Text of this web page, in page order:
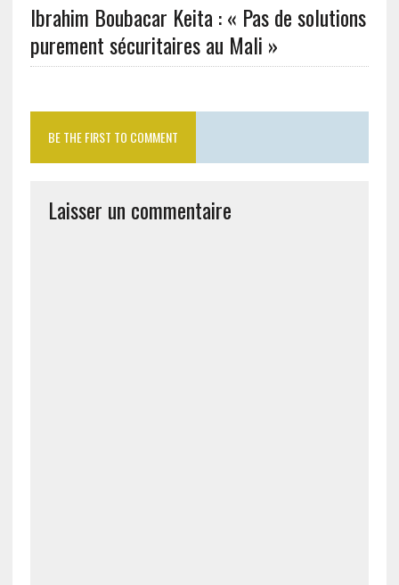
Ibrahim Boubacar Keita : « Pas de solutions
purement sécuritaires au Mali »
BE THE FIRST TO COMMENT
Laisser un commentaire